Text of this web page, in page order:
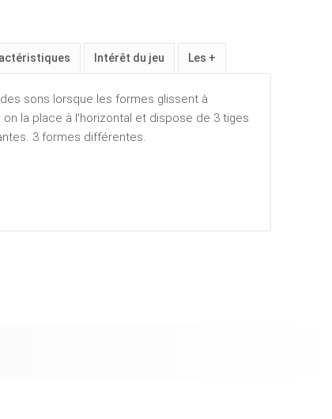
Intérêt du jeu Les +
sons lorsque les formes glissent à
la place à l'horizontal et dispose de 3 tiges
3 formes différentes.